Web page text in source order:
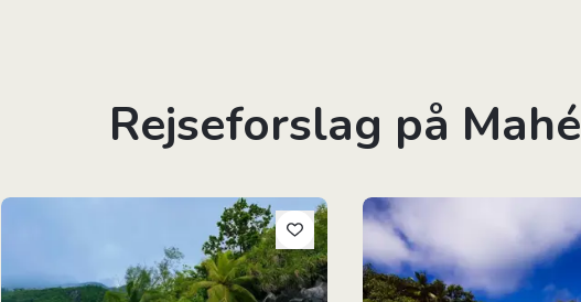
Rejseforslag på Mahé
Familierejse på Seychellerne Eventyr på Seychellerne